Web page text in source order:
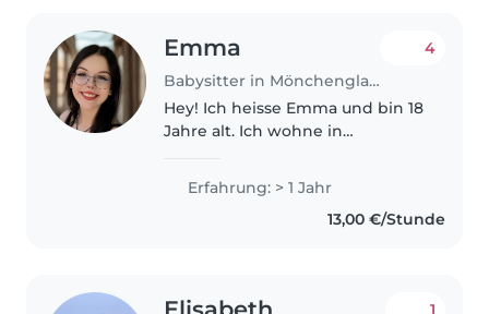
Emma
Babysitter in Mönchengladbach
4
Hey! Ich heisse Emma und bin 18
Jahre alt. Ich wohne in
durch Bus und Bahn auch stets
mobil. Wenn Sie auf der Suche
nach einem Babysitter sind und
Erfahrung: > 1 Jahr
13,00 €/Stunde
1